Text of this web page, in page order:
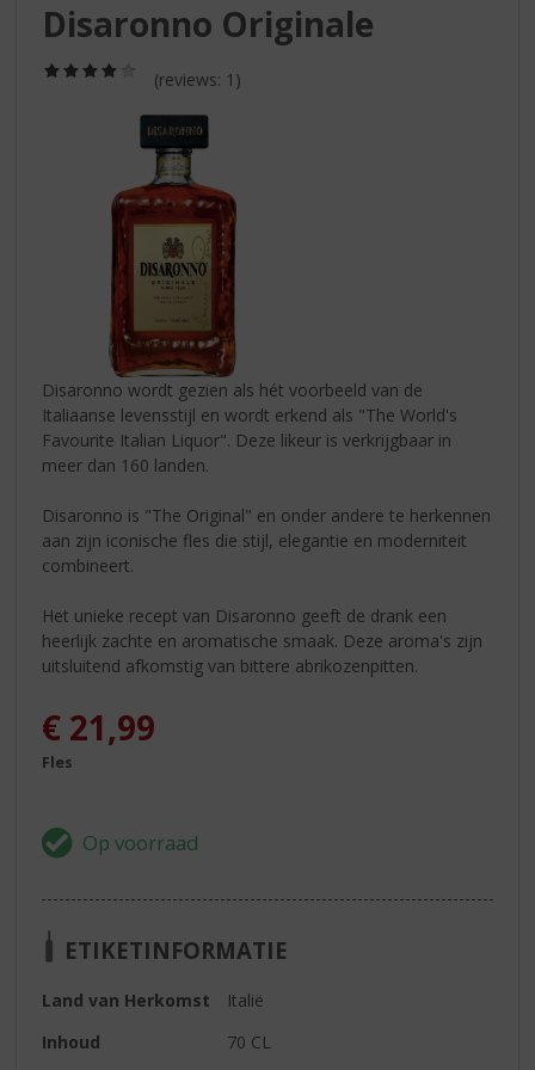
Disaronno Originale
/
(reviews: 1)
Disaronno wordt gezien als hét voorbeeld van de
Italiaanse levensstijl en wordt erkend als "The World's
Favourite Italian Liquor". Deze likeur is verkrijgbaar in
meer dan 160 landen.
Disaronno is "The Original" en onder andere te herkennen
aan zijn iconische fles die stijl, elegantie en moderniteit
combineert.
Het unieke recept van Disaronno geeft de drank een
heerlijk zachte en aromatische smaak. Deze aroma's zijn
uitsluitend afkomstig van bittere abrikozenpitten.
€ 21,99
Fles
ETIKETINFORMATIE
Land van Herkomst
Italië
Inhoud
70 CL